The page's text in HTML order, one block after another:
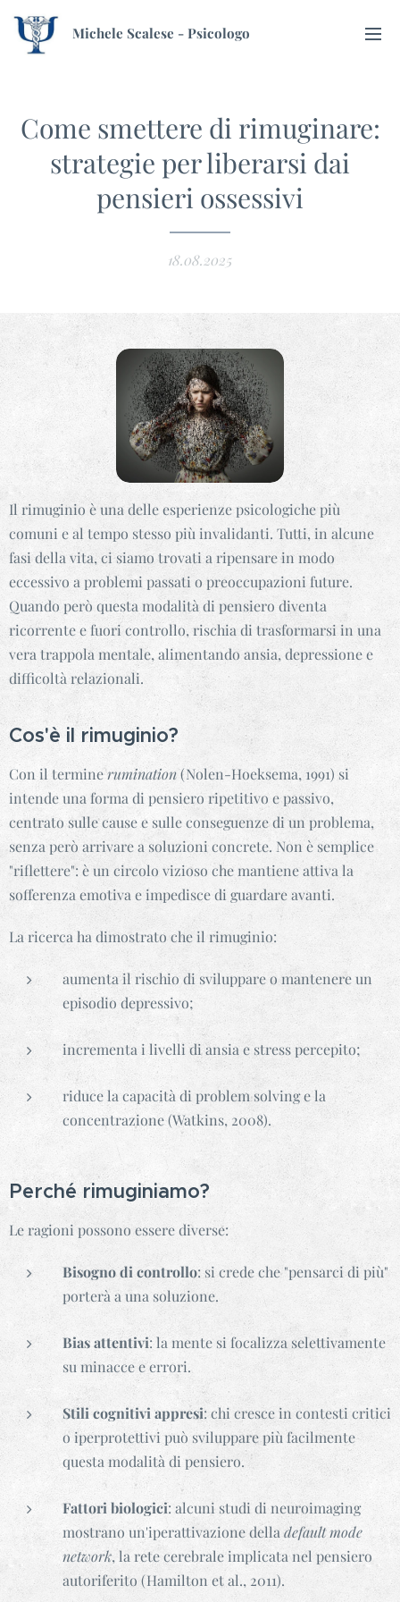
Michele Scalese - Psicologo
Come smettere di rimuginare:
strategie per liberarsi dai
pensieri ossessivi
18.08.2025
Il rimuginio è una delle esperienze psicologiche più
comuni e al tempo stesso più invalidanti. Tutti, in alcune
fasi della vita, ci siamo trovati a ripensare in modo
eccessivo a problemi passati o preoccupazioni future.
Quando però questa modalità di pensiero diventa
ricorrente e fuori controllo, rischia di trasformarsi in una
vera trappola mentale, alimentando ansia, depressione e
difficoltà relazionali.
Cos'è il rimuginio?
Con il terminerumination(Nolen-Hoeksema, 1991) si
intende una forma di pensiero ripetitivo e passivo,
centrato sulle cause e sulle conseguenze di un problema,
senza però arrivare a soluzioni concrete. Non è semplice
"riflettere": è un circolo vizioso che mantiene attiva la
sofferenza emotiva e impedisce di guardare avanti.
La ricerca ha dimostrato che il rimuginio:
aumenta il rischio di sviluppare o mantenere un
episodio depressivo;
incrementa i livelli di ansia e stress percepito;
riduce la capacità di problem solving e la
concentrazione (Watkins, 2008).
Perché rimuginiamo?
Le ragioni possono essere diverse:
Bisogno di controllo: si crede che "pensarci di più"
porterà a una soluzione.
Bias attentivi: la mente si focalizza selettivamente
su minacce e errori.
Stili cognitivi appresi: chi cresce in contesti critici
o iperprotettivi può sviluppare più facilmente
questa modalità di pensiero.
Fattori biologici: alcuni studi di neuroimaging
mostrano un'iperattivazione delladefault mode
network, la rete cerebrale implicata nel pensiero
autoriferito (Hamilton et al., 2011).